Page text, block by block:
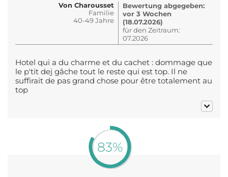
Von Charousset
Familie
40-49 Jahre
Bewertung abgegeben:
vor 3 Wochen
(18.07.2026)
für den Zeitraum:
07.2026
Hotel qui a du charme et du cachet : dommage que
le p'tit dej gâche tout le reste qui est top. Il ne
suffirait de pas grand chose pour être totalement au
top
83%